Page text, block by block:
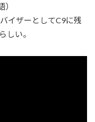
）
イザーとしてC9に残
しい。